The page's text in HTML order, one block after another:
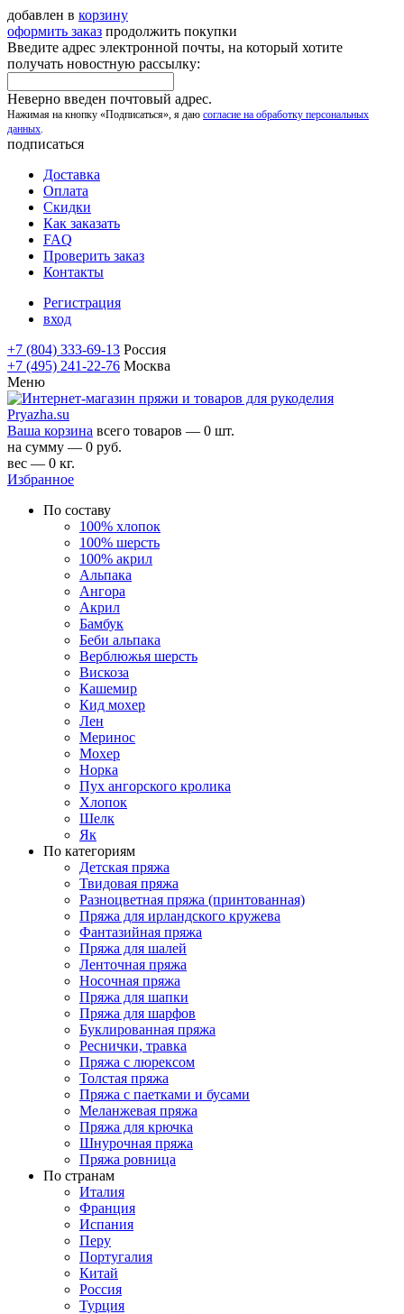
добавлен в корзину
оформить заказ продолжить покупки
Введите адрес электронной почты, на который хотите
получать новостную рассылку:
Неверно введен почтовый адрес.
Нажимая на кнопку «Подписаться», я даю согласие на обработку персональных
данных.
подписаться
Доставка
Оплата
Скидки
Как заказать
FAQ
Проверить заказ
Контакты
Регистрация
вход
+7 (804) 333-69-13 Россия
+7 (495) 241-22-76 Москва
Меню
Ваша корзина всего товаров — 0 шт.
на сумму — 0 руб.
вес — 0 кг.
Избранное
По составу
100% хлопок
100% шерсть
100% акрил
Альпака
Ангора
Акрил
Бамбук
Беби альпака
Верблюжья шерсть
Вискоза
Кашемир
Кид мохер
Лен
Меринос
Мохер
Норка
Пух ангорского кролика
Хлопок
Шелк
Як
По категориям
Детская пряжа
Твидовая пряжа
Разноцветная пряжа (принтованная)
Пряжа для ирландского кружева
Фантазийная пряжа
Пряжа для шалей
Ленточная пряжа
Носочная пряжа
Пряжа для шапки
Пряжа для шарфов
Буклированная пряжа
Реснички, травка
Пряжа с люрексом
Толстая пряжа
Пряжа с паетками и бусами
Меланжевая пряжа
Пряжа для крючка
Шнурочная пряжа
Пряжа ровница
По странам
Италия
Франция
Испания
Перу
Португалия
Китай
Россия
Турция